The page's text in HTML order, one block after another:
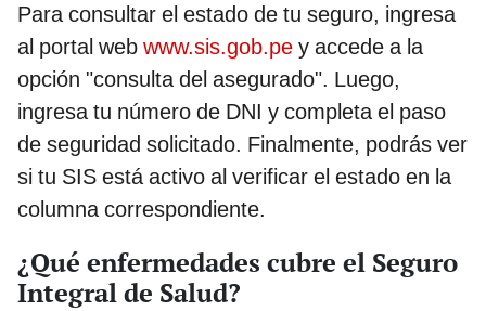
Para consultar el estado de tu seguro, ingresa
al portal web www.sis.gob.pe y accede a la
opción "consulta del asegurado". Luego,
ingresa tu número de DNI y completa el paso
de seguridad solicitado. Finalmente, podrás ver
si tu SIS está activo al verificar el estado en la
columna correspondiente.
¿Qué enfermedades cubre el Seguro
Integral de Salud?